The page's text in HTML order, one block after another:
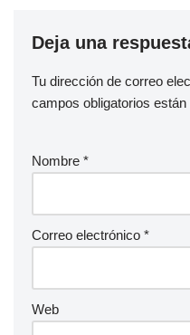
Deja una
Tu dirección de correo
campos obligatorios
Nombre *
Correo electrónico *
Web